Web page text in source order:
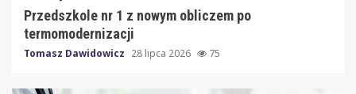
Przedszkole nr 1 z nowym obliczem po
termomodernizacji
Tomasz Dawidowicz 28 lipca 2026 75